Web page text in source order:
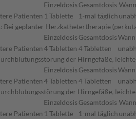
Einzeldosis Gesamtdosis Wann
Patienten 1 Tablette 1-mal täglich
Bei geplanter Herzkathetertherapie
Einzeldosis GesamtdosisWann
Patienten4 Tabletten 4 Tabletten
der Hirngefäße,
Einzeldosis GesamtdosisWann
Patienten4 Tabletten 4 Tabletten
der Hirngefäße,
Einzeldosis Gesamtdosis Wann
Patienten 1 Tablette 1-mal täglich